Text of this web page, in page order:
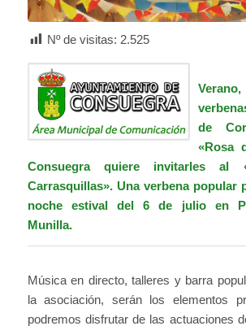
Nº de visitas: 2.525
de
«Rosa
Consuegraquiere invitarles al
Carrasquillas». Una verbena popular
noche estival del 6 de julio en
Munilla.
Música en directo, talleres y barra
la asociación, serán los elementos
podremos disfrutar de las actuaciones